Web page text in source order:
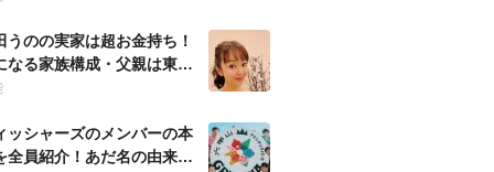
うのの実家は超お金持ち！
なる家族構成・父親は東大
官僚？
ッシャーズのメンバーの本
全員紹介！あだ名の由来・